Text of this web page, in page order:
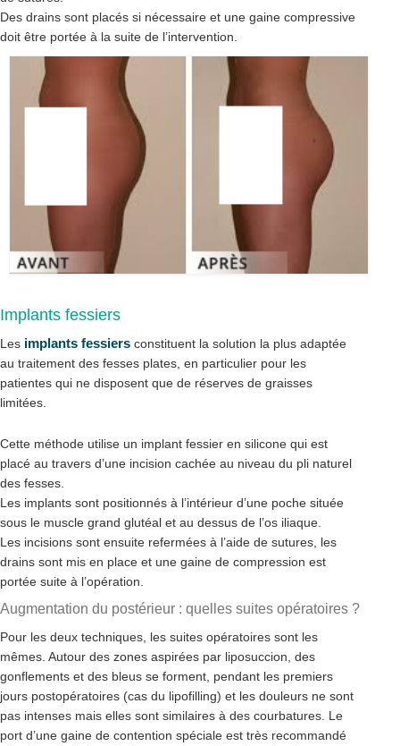
Des drains sont placés si nécessaire et une gaine compressive
doit être portée à la suite de l’intervention.
Implants fessiers
Les implants fessiers constituent la solution la plus adaptée
au traitement des fesses plates, en particulier pour les
patientes qui ne disposent que de réserves de graisses
limitées.
Cette méthode utilise un implant fessier en silicone qui est
placé au travers d’une incision cachée au niveau du pli naturel
des fesses.
Les implants sont positionnés à l’intérieur d’une poche située
sous le muscle grand glutéal et au dessus de l’os iliaque.
Les incisions sont ensuite refermées à l’aide de sutures, les
drains sont mis en place et une gaine de compression est
portée suite à l’opération.
Augmentation du postérieur : quelles suites opératoires ?
Pour les deux techniques, les suites opératoires sont les
mêmes. Autour des zones aspirées par liposuccion, des
gonflements et des bleus se forment, pendant les premiers
jours postopératoires (cas du lipofilling) et les douleurs ne sont
pas intenses mais elles sont similaires à des courbatures. Le
port d’une gaine de contention spéciale est très recommandé